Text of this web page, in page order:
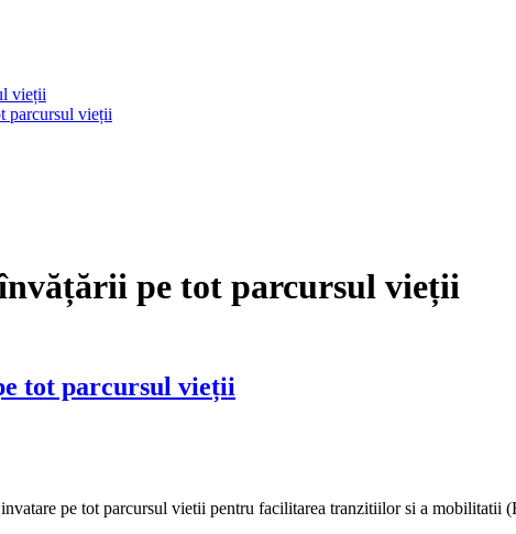
vieții
parcursul vieții
pe tot parcursul vieții
tot parcursul vieții
pe tot parcursul vietii pentru facilitarea tranzitiilor si a mobilitatii